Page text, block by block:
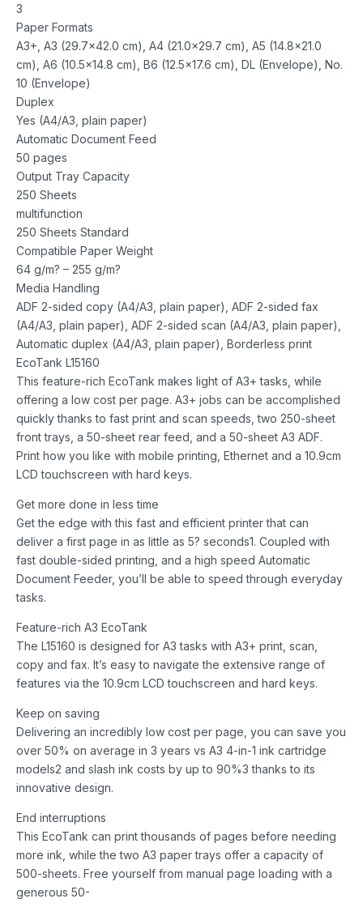
3
Paper Formats
A3+, A3 (29.7×42.0 cm), A4 (21.0×29.7 cm), A5 (14.8×21.0
cm), A6 (10.5×14.8 cm), B6 (12.5×17.6 cm), DL (Envelope), No.
10 (Envelope)
Duplex
Yes (A4/A3, plain paper)
Automatic Document Feed
50 pages
Output Tray Capacity
250 Sheets
multifunction
250 Sheets Standard
Compatible Paper Weight
64 g/m? – 255 g/m?
Media Handling
ADF 2-sided copy (A4/A3, plain paper), ADF 2-sided fax
(A4/A3, plain paper), ADF 2-sided scan (A4/A3, plain paper),
Automatic duplex (A4/A3, plain paper), Borderless print
EcoTank L15160
This feature-rich EcoTank makes light of A3+ tasks, while
offering a low cost per page. A3+ jobs can be accomplished
quickly thanks to fast print and scan speeds, two 250-sheet
front trays, a 50-sheet rear feed, and a 50-sheet A3 ADF.
Print how you like with mobile printing, Ethernet and a 10.9cm
LCD touchscreen with hard keys.
Get more done in less time
Get the edge with this fast and efficient printer that can
deliver a first page in as little as 5? seconds1. Coupled with
fast double-sided printing, and a high speed Automatic
Document Feeder, you’ll be able to speed through everyday
tasks.
Feature-rich A3 EcoTank
The L15160 is designed for A3 tasks with A3+ print, scan,
copy and fax. It’s easy to navigate the extensive range of
features via the 10.9cm LCD touchscreen and hard keys.
Keep on saving
Delivering an incredibly low cost per page, you can save you
over 50% on average in 3 years vs A3 4-in-1 ink cartridge
models2 and slash ink costs by up to 90%3 thanks to its
innovative design.
End interruptions
This EcoTank can print thousands of pages before needing
more ink, while the two A3 paper trays offer a capacity of
500-sheets. Free yourself from manual page loading with a
generous 50-